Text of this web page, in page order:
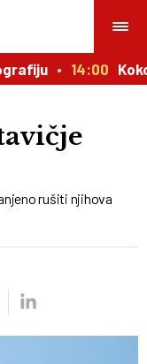
14:00
rušiti njihova